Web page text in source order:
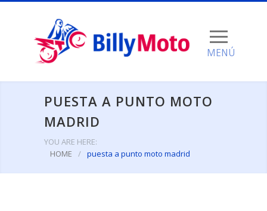
PUESTA A PUNTO MOTO
MADRID
YOU ARE HERE:
HOME
/ puesta a punto moto madrid